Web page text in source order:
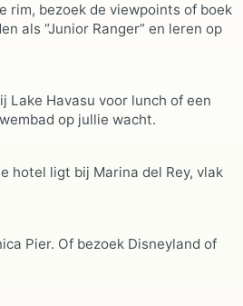
rim, bezoek de viewpoints of boek
als “Junior Ranger” en leren op
Lake Havasu voor lunch of een
op jullie wacht.
hotel ligt bij Marina del Rey, vlak
Pier. Of bezoek Disneyland of